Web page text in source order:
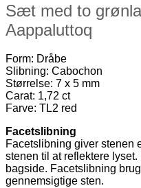
Sæt med to
Aappaluttoq
Form: Dråbe
Slibning: Cabochon
Størrelse: 7 x 5 mm
Carat: 1,72 ct
Farve: TL2 red
Facetslibning
Facetslibning giver stenen
stenen til at reflektere
bagside. Facetslibning
gennemsigtige sten.